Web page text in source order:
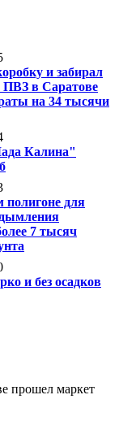
и забирал
ПВЗ в Саратове
на 34 тысячи
Калина"
полигоне для
7 тысяч
и без осадков
прошел маркет